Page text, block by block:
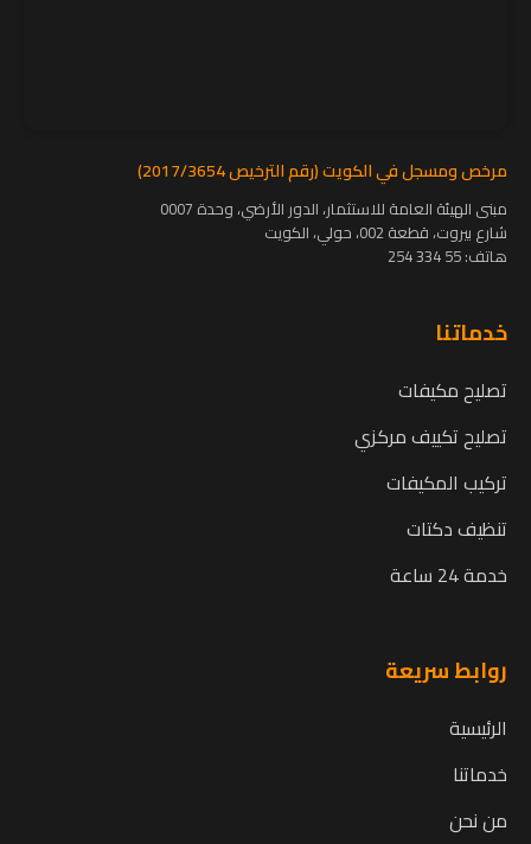
مرخص ومسجل في الكويت (رقم الترخيص 2017/3654)
مبنى الهيئة العامة للاستثمار، الدور الأرضي، وحدة 0007
شارع بيروت، قطعة 002، حولي، الكويت
هاتف:55 334 254
خدماتنا
تصليح مكيفات
تصليح تكييف مركزي
تركيب المكيفات
تنظيف دكتات
خدمة 24 ساعة
روابط سريعة
الرئيسية
خدماتنا
من نحن